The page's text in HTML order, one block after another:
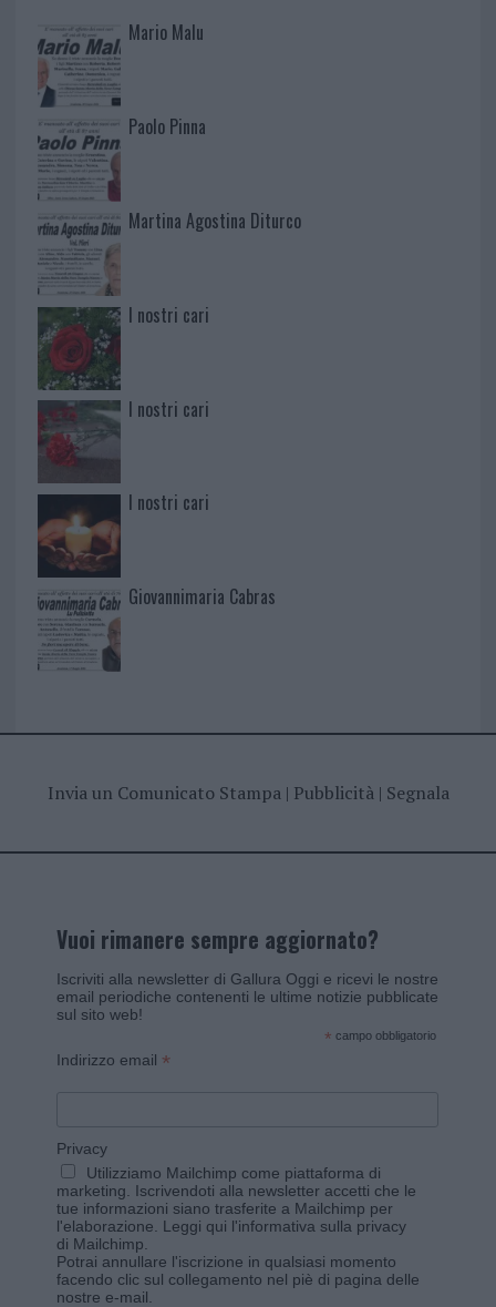
Mario Malu
Paolo Pinna
Martina Agostina Diturco
I nostri cari
I nostri cari
I nostri cari
Giovannimaria Cabras
Invia un Comunicato Stampa| Pubblicità| Segnala
Vuoi rimanere sempre aggiornato?
Iscriviti alla newsletter di Gallura Oggi e ricevi le nostre
email periodiche contenenti le ultime notizie pubblicate
sul sito web!
* campo obbligatorio
Indirizzo email *
Privacy
Utilizziamo Mailchimp come piattaforma di
marketing. Iscrivendoti alla newsletter accetti che le
tue informazioni siano trasferite a Mailchimp per
l'elaborazione. Leggi qui l'informativa sulla privacy
di Mailchimp
Potrai annullare l'iscrizione in qualsiasi momento
facendo clic sul collegamento nel piè di pagina delle
nostre e-mail.